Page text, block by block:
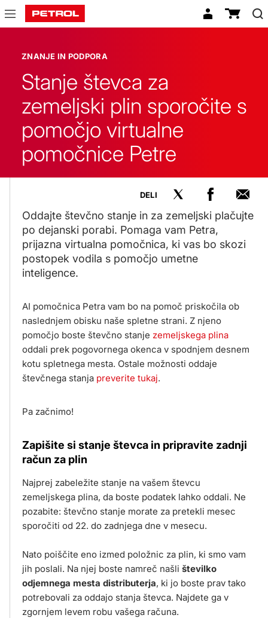
Znanje
podpora
ZNANJE IN PODPORA
Stanje števca za
zemeljski plin sporočite s
pomočjo virtualne
pomočnice Petre
Oddajte števčno stanje in za zemeljski plačujte
po dejanski porabi. Pomaga vam Petra,
prijazna virtualna pomočnica, ki vas bo skozi
postopek vodila s pomočjo umetne
inteligence.
AI pomočnica Petra vam bo na pomoč priskočila ob
naslednjem obisku naše spletne strani. Z njeno
pomočjo boste števčno stanje zemeljskega plina
oddali prek pogovornega okenca v spodnjem desnem
kotu spletnega mesta. Ostale možnosti oddaje
števčnega stanja preverite tukaj.
Pa začnimo!
Zapišite si stanje števca in pripravite zadnji
račun za plin
Najprej zabeležite stanje na vašem števcu
zemeljskega plina, da boste podatek lahko oddali. Ne
pozabite: števčno stanje morate za pretekli mesec
sporočiti od 22. do zadnjega dne v mesecu.
Nato poiščite eno izmed položnic za plin, ki smo vam
jih poslali. Na njej boste namreč našli številko
odjemnega mesta distributerja, ki jo boste prav tako
potrebovali za oddajo stanja števca. Najdete ga v
zgornjem levem robu vašega računa.
DELI